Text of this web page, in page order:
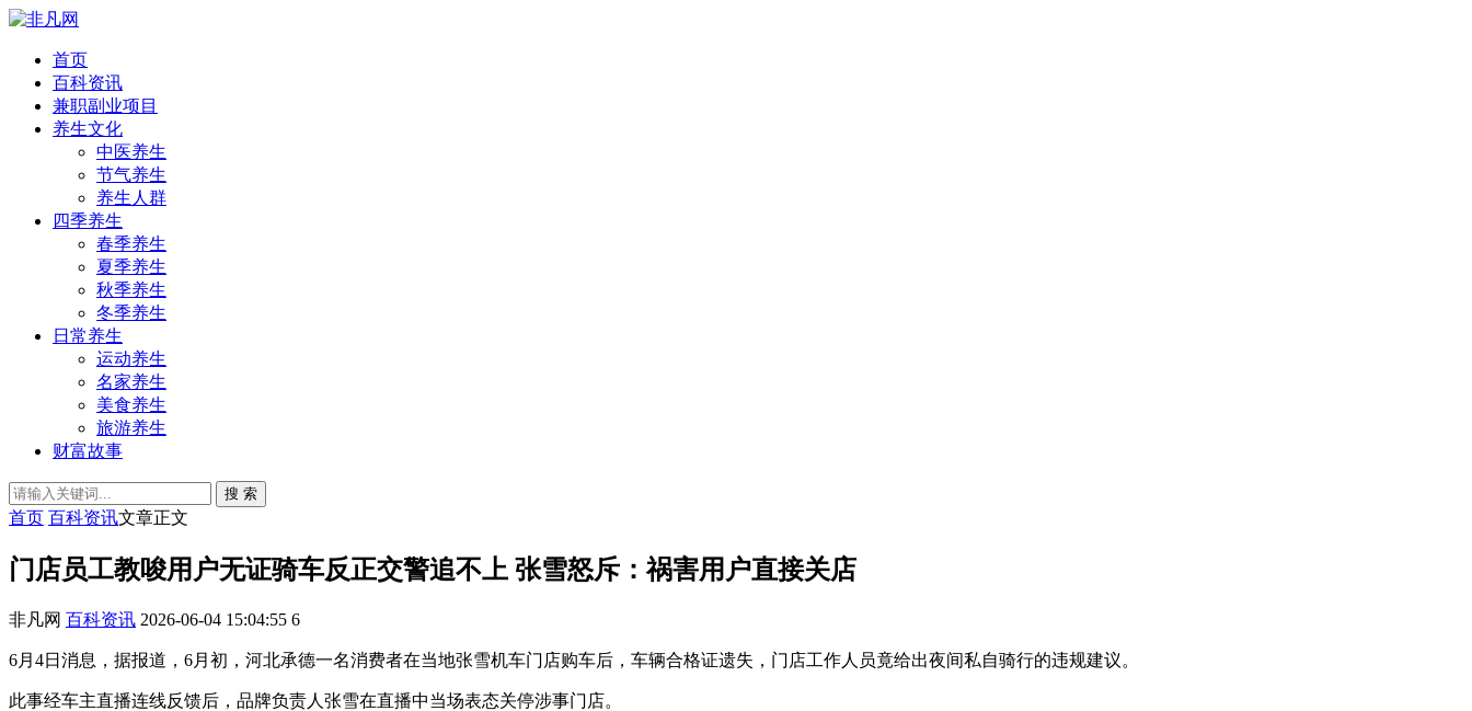
首页
百科资讯
兼职副业项目
养生文化
中医养生
节气养生
养生人群
四季养生
春季养生
夏季养生
秋季养生
冬季养生
日常养生
运动养生
名家养生
美食养生
旅游养生
财富故事
搜 索
首页 百科资讯文章正文
门店员工教唆用户无证骑车反正交警追不上 张雪怒斥：祸害用户直接关店
非凡网 百科资讯 2026-06-04 15:04:55 6
6月4日消息，据报道，6月初，河北承德一名消费者在当地张雪机车门店购车后，车辆合格证遗失，门店工作人员竟给出夜间私自骑行的违规建议。
此事经车主直播连线反馈后，品牌负责人张雪在直播中当场表态关停涉事门店。